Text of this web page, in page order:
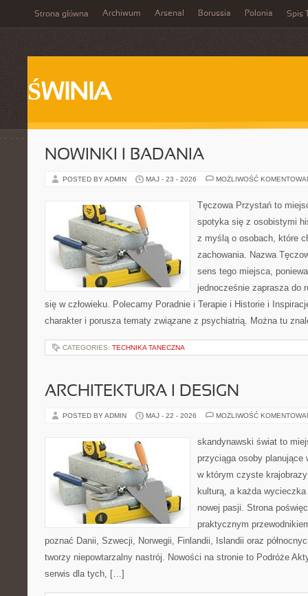
Strona główna Archiwum Arsenal Borussia Polonia Spis
ŚWINIA
NOWINKI I BADANIA
POSTED BY ADMIN MAJ - 23 - 2026 MOŻLIWOŚĆ
Tęczowa Przystań to
spotyka się z osobistymi
z myślą o osobach, które
zachowania. Nazwa
sens tego miejsca,
jednocześnie zaprasza do
się w człowieku. Polecamy Poradnie i Terapie i Historie i
charakter i porusza tematy związane z psychiatrią. Można tu
CATEGORIES: TECHNIKA TANECZNA
ARCHITEKTURA I DESIGN
POSTED BY ADMIN MAJ - 22 - 2026 MOŻLIWOŚĆ
skandynawski świat to
przyciąga osoby planujące
w którym czyste
kulturą, a każda
nowej pasji. Strona
praktycznym
poznać Danii, Szwecji, Norwegii, Finlandii, Islandii oraz
tworzy niepowtarzalny nastrój. Nowości na stronie to Podróże
serwis dla tych, […]